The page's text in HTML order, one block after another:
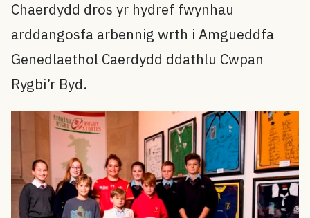
Chaerdydd dros yr hydref fwynhau
arddangosfa arbennig wrth i Amgueddfa
Genedlaethol Caerdydd ddathlu Cwpan
Rygbi’r Byd.